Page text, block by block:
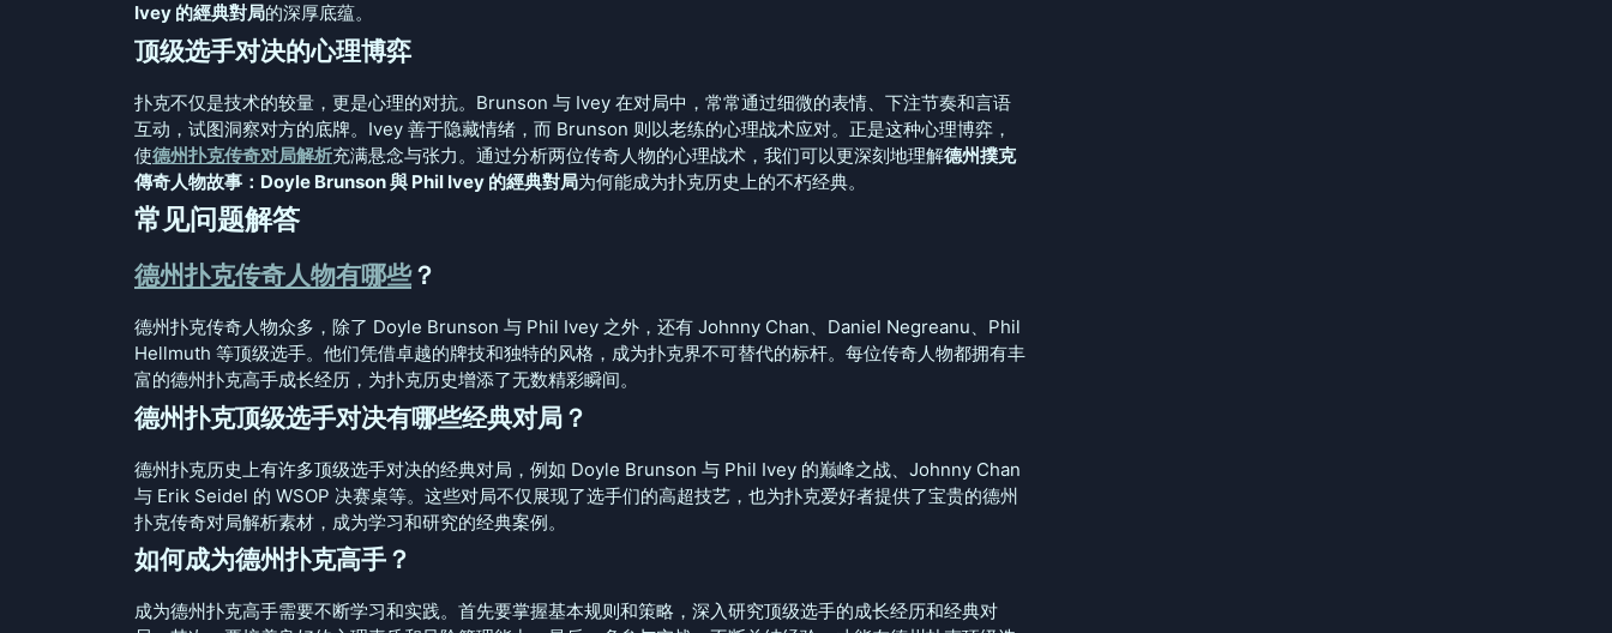
Ivey 的經典對局的深厚底蕴。
顶级选手对决的心理博弈
扑克不仅是技术的较量，更是心理的对抗。Brunson 与 Ivey 在对局中，常常通过细微的表情、下注节奏和言语
互动，试图洞察对方的底牌。Ivey 善于隐藏情绪，而 Brunson 则以老练的心理战术应对。正是这种心理博弈，
使德州扑克传奇对局解析充满悬念与张力。通过分析两位传奇人物的心理战术，我们可以更深刻地理解德州撲克
傳奇人物故事：Doyle Brunson 與 Phil Ivey 的經典對局为何能成为扑克历史上的不朽经典。
常见问题解答
德州扑克传奇人物有哪些？
德州扑克传奇人物众多，除了 Doyle Brunson 与 Phil Ivey 之外，还有 Johnny Chan、Daniel Negreanu、Phil
Hellmuth 等顶级选手。他们凭借卓越的牌技和独特的风格，成为扑克界不可替代的标杆。每位传奇人物都拥有丰
富的德州扑克高手成长经历，为扑克历史增添了无数精彩瞬间。
德州扑克顶级选手对决有哪些经典对局？
德州扑克历史上有许多顶级选手对决的经典对局，例如 Doyle Brunson 与 Phil Ivey 的巅峰之战、Johnny Chan
与 Erik Seidel 的 WSOP 决赛桌等。这些对局不仅展现了选手们的高超技艺，也为扑克爱好者提供了宝贵的德州
扑克传奇对局解析素材，成为学习和研究的经典案例。
如何成为德州扑克高手？
成为德州扑克高手需要不断学习和实践。首先要掌握基本规则和策略，深入研究顶级选手的成长经历和经典对